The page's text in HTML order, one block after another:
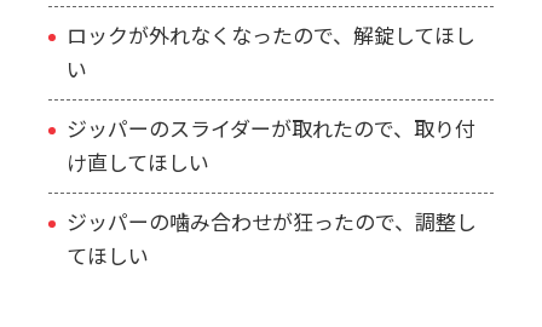
ロックが外れなくなったので、解錠してほし
い
ジッパーのスライダーが取れたので、取り付
け直してほしい
ジッパーの噛み合わせが狂ったので、調整し
てほしい